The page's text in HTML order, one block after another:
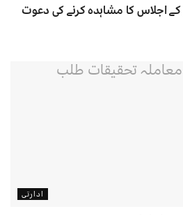
کے اجلاس کا مشاہدہ کرنے کی دعوت
ادارتی